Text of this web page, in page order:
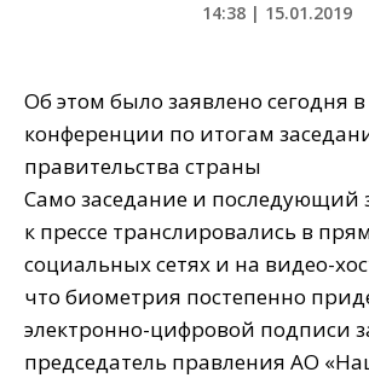
14:38 | 15.01.2019
Об этом было заявлено сегодня в
конференции по итогам
правительства страны
Само заседание и последующий
к прессе транслировались в
социальных сетях и на видео-
что биометрия постепенно
электронно-цифровой подписи
председатель правления АО